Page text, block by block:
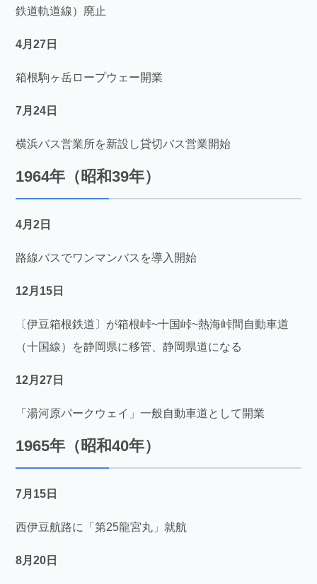
鉄道軌道線）廃止
4月27日
箱根駒ヶ岳ロープウェー開業
7月24日
横浜バス営業所を新設し貸切バス営業開始
1964年（昭和39年）
4月2日
路線バスでワンマンバスを導入開始
12月15日
〔伊豆箱根鉄道〕が箱根峠~十国峠~熱海峠間自動車道
（十国線）を静岡県に移管、静岡県道になる
12月27日
「湯河原パークウェイ」一般自動車道として開業
1965年（昭和40年）
7月15日
西伊豆航路に「第25龍宮丸」就航
8月20日